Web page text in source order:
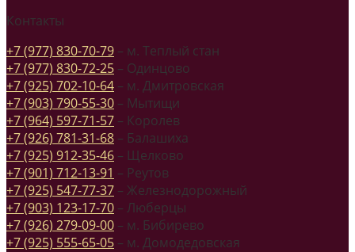
Контакты
+7 (977) 830-70-79 – м. Теплый стан
+7 (977) 830-72-25 – Одинцово
+7 (925) 702-10-64 – м. Дмитровская
+7 (903) 790-55-30 – Мытищи
+7 (964) 597-71-57 – Королев
+7 (926) 781-31-68 – Балашиха
+7 (925) 912-35-46 – Щелково
+7 (901) 712-13-91 – Реутов
+7 (925) 547-77-37 – Железнодорожный
+7 (903) 123-17-70 – Люберцы
+7 (926) 279-09-00 – м. Бибирево
+7 (925) 555-65-05 – м. Домодедовская